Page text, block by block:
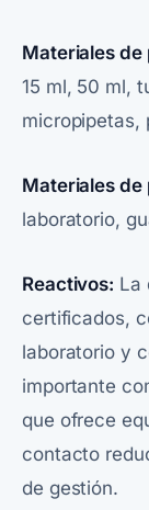
Materiales de
15 ml, 50 ml,
micropipetas,
Materiales de
laboratorio,
Reactivos: La
certificados,
laboratorio y
importante
que ofrece
contacto
de gestión.